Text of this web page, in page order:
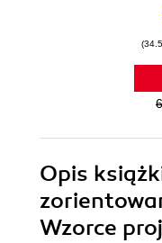
Opis
Wzorce